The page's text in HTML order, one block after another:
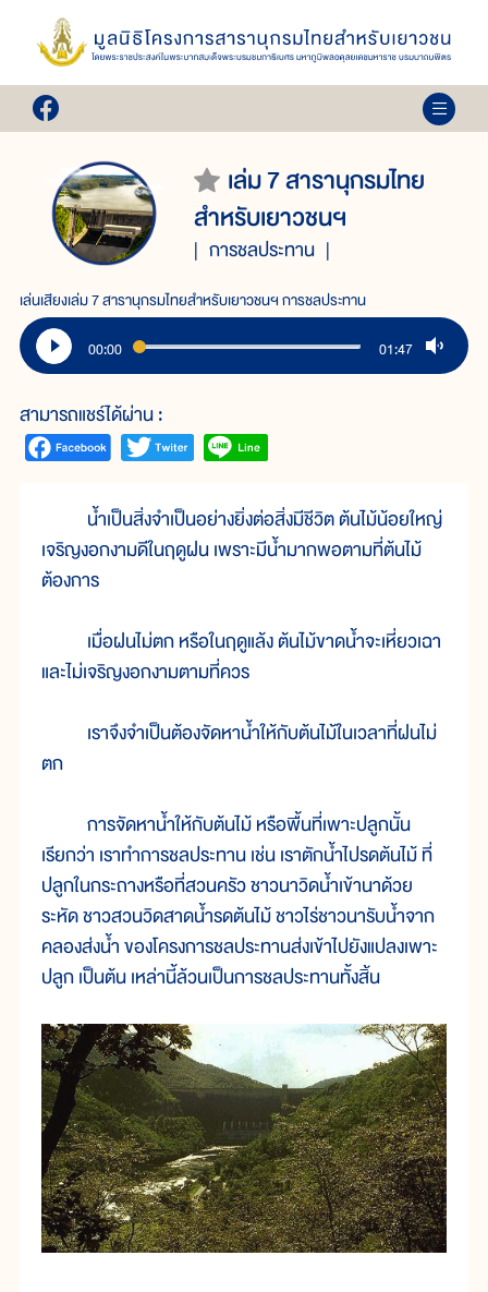
เล่ม 7 สารานุกรมไทย
สำหรับเยาวชนฯ
การชลประทาน
เล่นเสียงเล่ม 7 สารานุกรมไทยสำหรับเยาวชนฯ การชลประทาน
00:00 01:47
สามารถแชร์ได้ผ่าน :
น้ำเป็นสิ่งจำเป็นอย่างยิ่งต่อสิ่งมีชีวิต ต้นไม้น้อยใหญ่
เจริญงอกงามดีในฤดูฝน เพราะมีน้ำมากพอตามที่ต้นไม้
ต้องการ
เมื่อฝนไม่ตก หรือในฤดูแล้ง ต้นไม้ขาดน้ำจะเหี่ยวเฉา
และไม่เจริญงอกงามตามที่ควร
เราจึงจำเป็นต้องจัดหาน้ำให้กับต้นไม้ในเวลาที่ฝนไม่
ตก
การจัดหาน้ำให้กับต้นไม้ หรือพื้นที่เพาะปลูกนั้น
เรียกว่า เราทำการชลประทาน เช่น เราตักน้ำไปรดต้นไม้ ที่
ปลูกในกระถางหรือที่สวนครัว ชาวนาวิดน้ำเข้านาด้วย
ระหัด ชาวสวนวิดสาดน้ำรดต้นไม้ ชาวไร่ชาวนารับน้ำจาก
คลองส่งน้ำ ของโครงการชลประทานส่งเข้าไปยังแปลงเพาะ
ปลูก เป็นต้น เหล่านี้ล้วนเป็นการชลประทานทั้งสิ้น